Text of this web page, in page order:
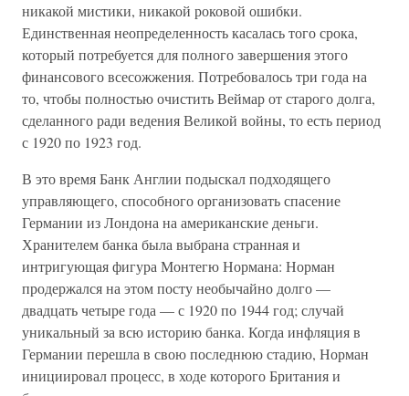
никакой мистики, никакой роковой ошибки.
Единственная неопределенность касалась того срока,
который потребуется для полного завершения этого
финансового всесожжения. Потребовалось три года на
то, чтобы полностью очистить Веймар от старого долга,
сделанного ради ведения Великой войны, то есть период
с 1920 по 1923 год.
В это время Банк Англии подыскал подходящего
управляющего, способного организовать спасение
Германии из Лондона на американские деньги.
Хранителем банка была выбрана странная и
интригующая фигура Монтегю Нормана: Норман
продержался на этом посту необычайно долго —
двадцать четыре года — с 1920 по 1944 год; случай
уникальный за всю историю банка. Когда инфляция в
Германии перешла в свою последнюю стадию, Норман
инициировал процесс, в ходе которого Британия и